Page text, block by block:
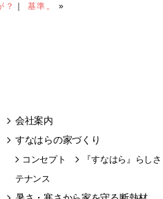
？ ｜ 基準。 »
会社案内
すなはらの家づくり
コンセプト 『すなはら』らしさ
テナンス